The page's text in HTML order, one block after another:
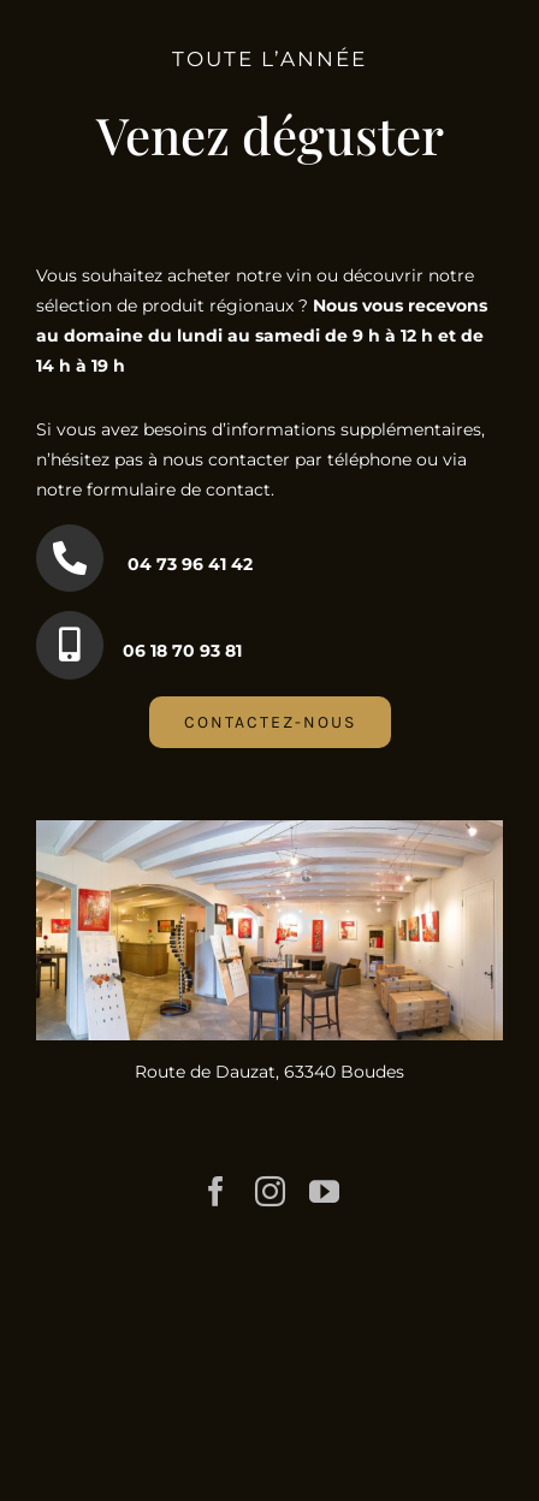
TOUTE L’ANNÉE
Venez déguster
Vous souhaitez acheter notre vin ou découvrir notre
sélection de produit régionaux ? Nous vous recevons
au domaine du lundi au samedi de 9 h à 12 h et de
14 h à 19 h
Si vous avez besoins d’informations supplémentaires,
n’hésitez pas à nous contacter par téléphone ou via
notre formulaire de contact.
04 73 96 41 42
06 18 70 93 81
CONTACTEZ-NOUS
Route de Dauzat, 63340 Boudes